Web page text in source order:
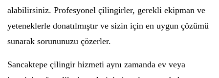
alabilirsiniz. Profesyonel çilingirler, gerekli ekipman ve
yeteneklerle donatılmıştır ve sizin için en uygun çözümü
sunarak sorununuzu çözerler.
Sancaktepe çilingir hizmeti aynı zamanda ev veya